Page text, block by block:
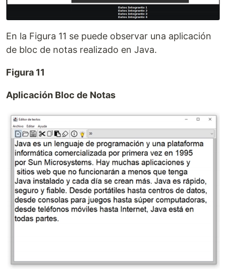
En la Figura 11 se puede observar una aplicación
de bloc de notas realizado en Java.
Figura 11
Aplicación Bloc de Notas